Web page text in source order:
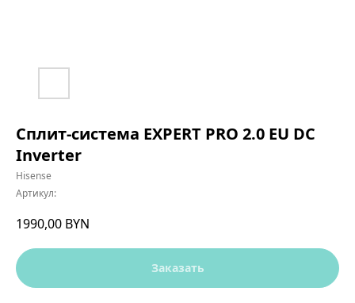
Сплит-система EXPERT PRO 2.0 EU DC
Inverter
Hisense
Артикул:
1990,00 BYN
Заказать